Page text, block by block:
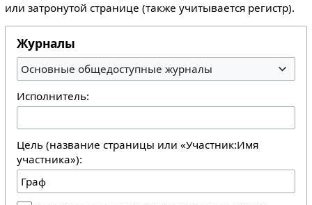
или затронутой странице (также учитывается регистр).
Журналы
Основные общедоступные журналы
Исполнитель:
Цель (название страницы или «Участник:Имя
участника»):